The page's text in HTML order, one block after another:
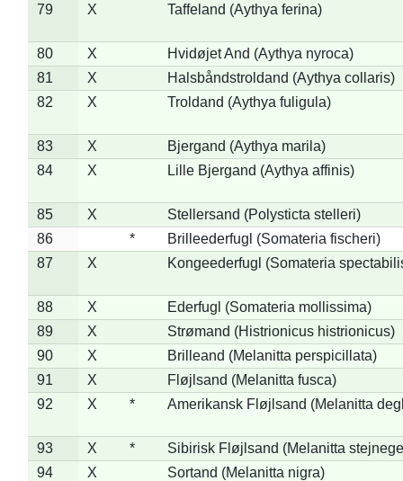
79
X Taffeland (Aythya ferina)
80 X
Hvidøjet And (Aythya nyroca)
81
X
Halsbåndstroldand (Aythya collaris)
82
X Troldand (Aythya fuligula)
83 X
Bjergand (Aythya marila)
84
X Lille Bjergand (Aythya affinis)
85 X
Stellersand (Polysticta stelleri)
86
*
Brilleederfugl (Somateria fischeri)
87
X Kongeederfugl (Somateria
88 X
Ederfugl (Somateria mollissima)
89
X
Strømand (Histrionicus histrionicus)
90
X
Brilleand (Melanitta perspicillata)
91
X
Fløjlsand (Melanitta fusca)
92
X * Amerikansk Fløjlsand (Melanitta
93 X *
Sibirisk Fløjlsand (Melanitta
94
X Sortand (Melanitta nigra)